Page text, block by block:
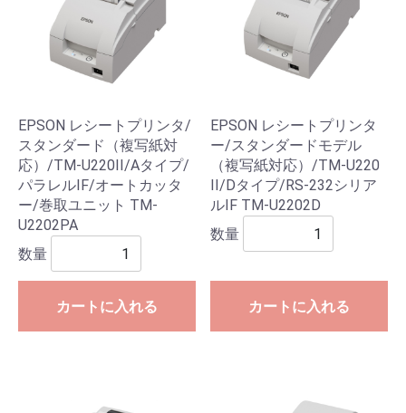
EPSON レシートプリンタ/
スタンダード（複写紙対
応）/TM-U220II/Aタイプ/
パラレルIF/オートカッタ
ー/巻取ユニット TM-
U2202PA
数量
カートに入れる
EPSON レシートプリンタ
ー/スタンダードモデル
（複写紙対応）/TM-U220
II/Dタイプ/RS-232シリア
ルIF TM-U2202D
数量
カートに入れる